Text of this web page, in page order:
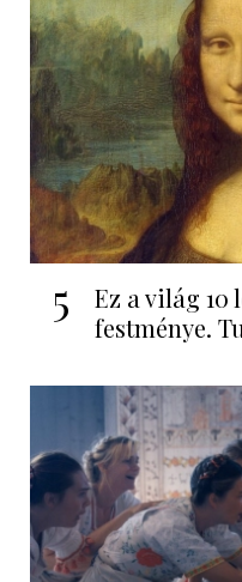
5
Ez a világ 10
festménye.